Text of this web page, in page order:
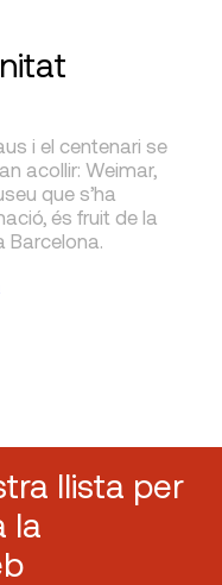
i el centenari se
acollir: Weimar,
que s’ha
és fruit de la
Barcelona.
llista per
la